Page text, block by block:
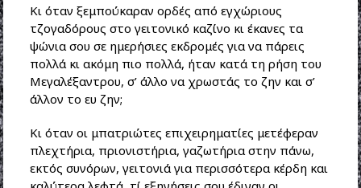
Κι όταν ξεμπούκαραν ορδές από εγχώριους
τζογαδόρους στο γειτονικό καζίνο κι έκανες τα
ψώνια σου σε ημερήσιες εκδρομές για να πάρεις
πολλά κι ακόμη πιο πολλά, ήταν κατά τη ρήση του
Μεγαλέξαντρου, σ’ άλλο να χρωστάς το ζην και σ’
άλλον το ευ ζην;
Κι όταν οι μπατριώτες επιχειρηματίες μετέφεραν
πλεχτήρια, πριονιστήρια, γαζωτήρια στην πάνω,
εκτός συνόρων, γειτονιά για περισσότερα κέρδη και